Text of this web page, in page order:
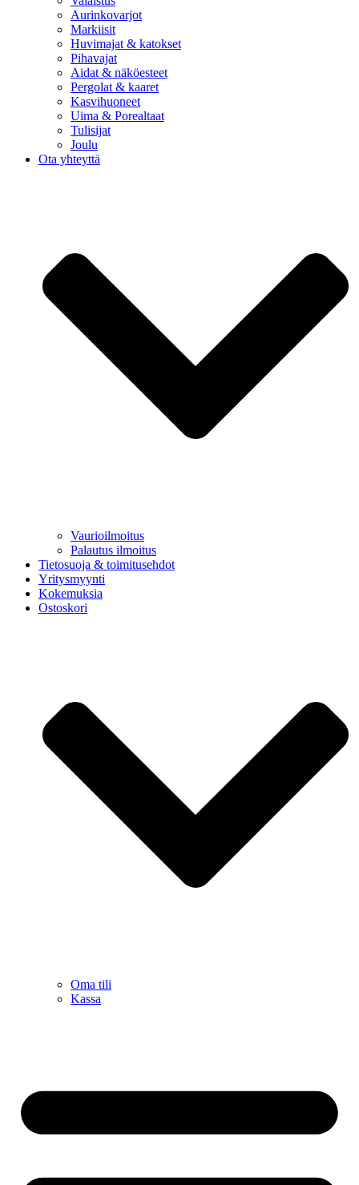
Aurinkovarjot
Markiisit
Huvimajat & katokset
Pihavajat
Aidat & näköesteet
Pergolat & kaaret
Kasvihuoneet
Uima & Porealtaat
Tulisijat
Joulu
Ota yhteyttä
Vaurioilmoitus
Palautus ilmoitus
Tietosuoja & toimitusehdot
Yritysmyynti
Kokemuksia
Ostoskori
Oma tili
Kassa